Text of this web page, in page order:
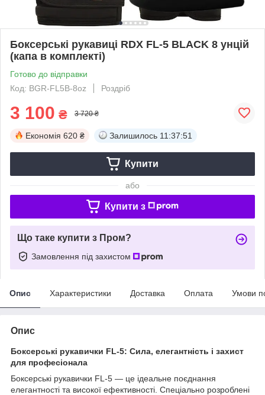
Боксерські рукавиці RDX FL-5 BLACK 8 унцій
(капа в комплекті)
Готово до відправки
Код: BGR-FL5B-8oz
Роздріб
3 100 ₴ 3 720 ₴
Економія 620 ₴ Залишилось 11:37:50
Купити
або
Купити з
Що таке купити з Пром?
Замовлення під захистом
Опис Характеристики Доставка Оплата Умови
Опис
Боксерські рукавички FL-5: Сила, елегантність і захист
для професіонала
Боксерські рукавички FL-5 — це ідеальне поєднання
елегантності та високої ефективності. Спеціально розроблені